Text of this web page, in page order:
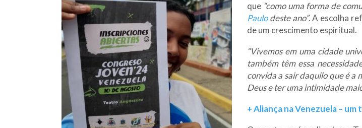
que “como uma forma de
Paulodeste ano”. A escolha
de um crescimento espiritual.
“Vivemos em uma cidade
também têm essa
convida a sair daquilo que é a
Deus e ter uma intimidade
+ Aliança na Venezuela –